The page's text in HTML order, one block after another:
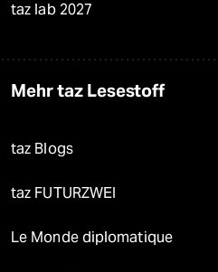
taz lab 2027
Mehr taz Lesestoff
taz Blogs
taz FUTURZWEI
Le Monde diplomatique